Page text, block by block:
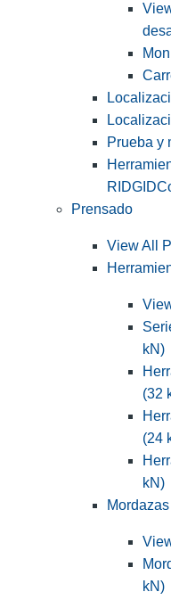
Prueba y
Prensado
View All
kN)
(32
(24
kN)
kN)